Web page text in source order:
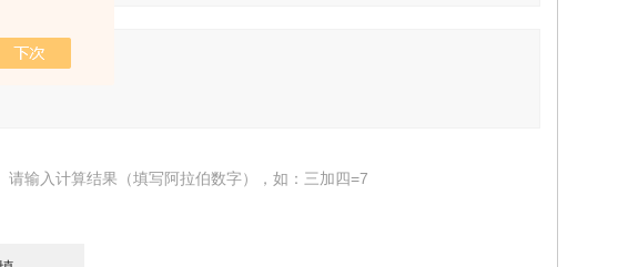
请输入计算结果（填写阿拉伯数字），如：三加四=7